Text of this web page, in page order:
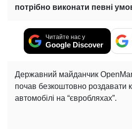
потрібно виконати певні
Читайте нас у
Google Discover
Державний майданчик
почав безкоштовно роздавати
автомобілі на “євробляхах”.